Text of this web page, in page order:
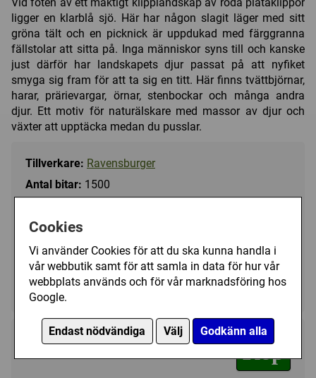
Cookies
Vi använder Cookies för att du ska kunna handla i
vår webbutik samt för att samla in data för hur vår
webbplats används och för vår marknadsföring hos
Google.
Endast nödvändiga Välj Godkänn alla
Vid foten av ett mäktigt klipplandskap av röda platåklippor
ligger en klarblå sjö. Här har någon slagit läger med sitt
gröna tält och en picknick är uppdukad med färggranna
fällstolar att sitta på. Inga människor syns till och kanske
just därför har landskapets djur passat på att nyfiket
smyga sig fram för att ta sig en titt. Här finns tvättbjörnar,
harar, prärievargar, örnar, stenbockar och många andra
djur. Ett motiv för naturälskare med massor av djur och
växter att upptäcka medan du pusslar.
Tillverkare: Ravensburger
Antal bitar: 1500
Art.nr.:RA12001007
Kategori(er):
Antal Bitar/1500
Landskap/Berg
219 kr Köp